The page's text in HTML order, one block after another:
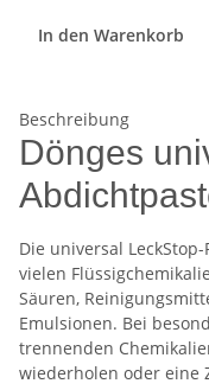
In den Warenkorb
Beschreibung
Dönges
Die universal
vielen
Säuren,
Emulsionen. Bei
trennenden
wiederholen oder eine